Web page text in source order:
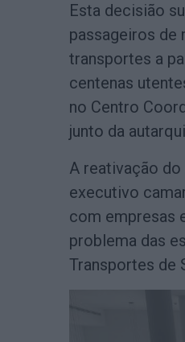
Esta decisião
passageiros de
transportes a
centenas
no Centro
junto da
A reativação do
executivo
com empresas
problema das
Transportes de